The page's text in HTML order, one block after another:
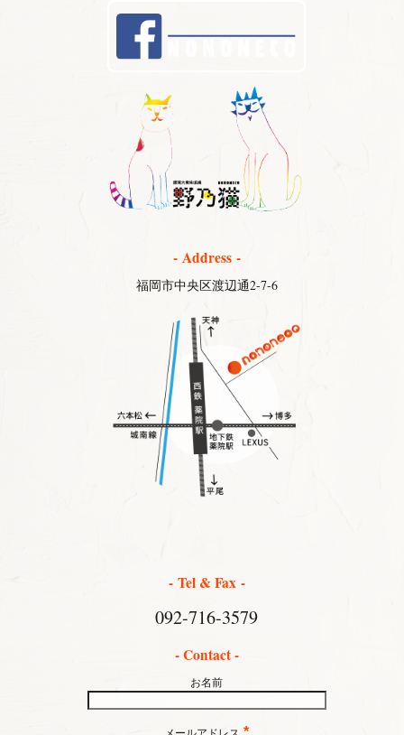
- Address -
福岡市中央区渡辺通2-7-6
- Tel & Fax -
092-716-3579
- Contact -
お名前
*